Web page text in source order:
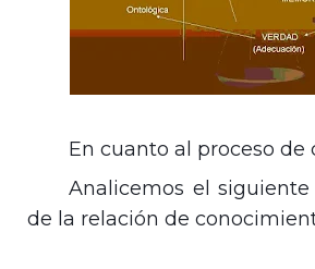
En cuanto al proceso de
Analicemos el
de la relación de